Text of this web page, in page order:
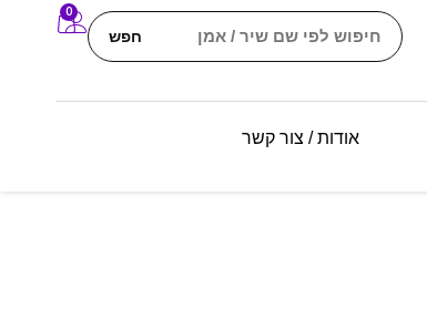
חפש
0
אודות / צור קשר